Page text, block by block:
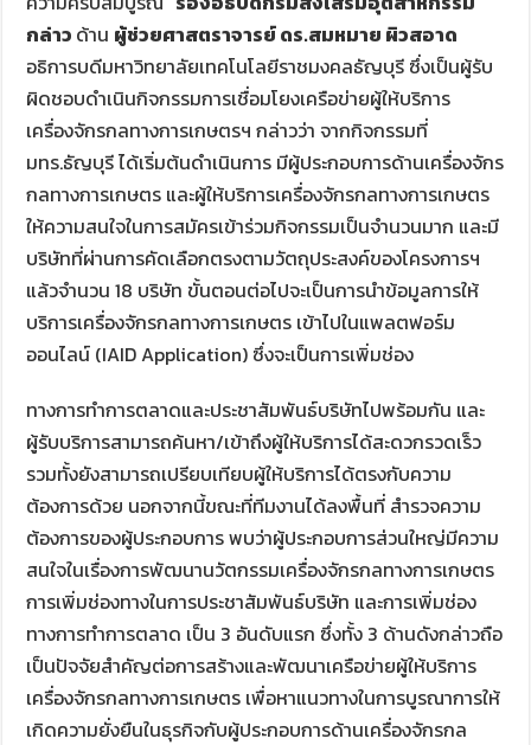
กล่าว ด้าน ผู้ช่วยศาสตราจารย์ ดร.สมหมาย ผิวสอาด
อธิการบดีมหาวิทยาลัยเทคโนโลยีราชมงคลธัญบุรี ซึ่งเป็นผู้รับ
ผิดชอบดำเนินกิจกรรมการเชื่อมโยงเครือข่ายผู้ให้บริการ
เครื่องจักรกลทางการเกษตรฯ กล่าวว่า จากกิจกรรมที่
มทร.ธัญบุรี ได้เริ่มต้นดำเนินการ มีผู้ประกอบการด้านเครื่องจักร
กลทางการเกษตร และผู้ให้บริการเครื่องจักรกลทางการเกษตร
ให้ความสนใจในการสมัครเข้าร่วมกิจกรรมเป็นจำนวนมาก และมี
บริษัทที่ผ่านการคัดเลือกตรงตามวัตถุประสงค์ของโครงการฯ
แล้วจำนวน 18 บริษัท ขั้นตอนต่อไปจะเป็นการนำข้อมูลการให้
บริการเครื่องจักรกลทางการเกษตร เข้าไปในแพลตฟอร์ม
ออนไลน์ (IAID Application) ซึ่งจะเป็นการเพิ่มช่อง
ทางการทำการตลาดและประชาสัมพันธ์บริษัทไปพร้อมกัน และ
ผู้รับบริการสามารถค้นหา/เข้าถึงผู้ให้บริการได้สะดวกรวดเร็ว
รวมทั้งยังสามารถเปรียบเทียบผู้ให้บริการได้ตรงกับความ
ต้องการด้วย นอกจากนี้ขณะที่ทีมงานได้ลงพื้นที่ สำรวจความ
ต้องการของผู้ประกอบการ พบว่าผู้ประกอบการส่วนใหญ่มีความ
สนใจในเรื่องการพัฒนานวัตกรรมเครื่องจักรกลทางการเกษตร
การเพิ่มช่องทางในการประชาสัมพันธ์บริษัท และการเพิ่มช่อง
ทางการทำการตลาด เป็น 3 อันดับแรก ซึ่งทั้ง 3 ด้านดังกล่าวถือ
เป็นปัจจัยสำคัญต่อการสร้างและพัฒนาเครือข่ายผู้ให้บริการ
เครื่องจักรกลทางการเกษตร เพื่อหาแนวทางในการบูรณาการให้
เกิดความยั่งยืนในธุรกิจกับผู้ประกอบการด้านเครื่องจักรกล